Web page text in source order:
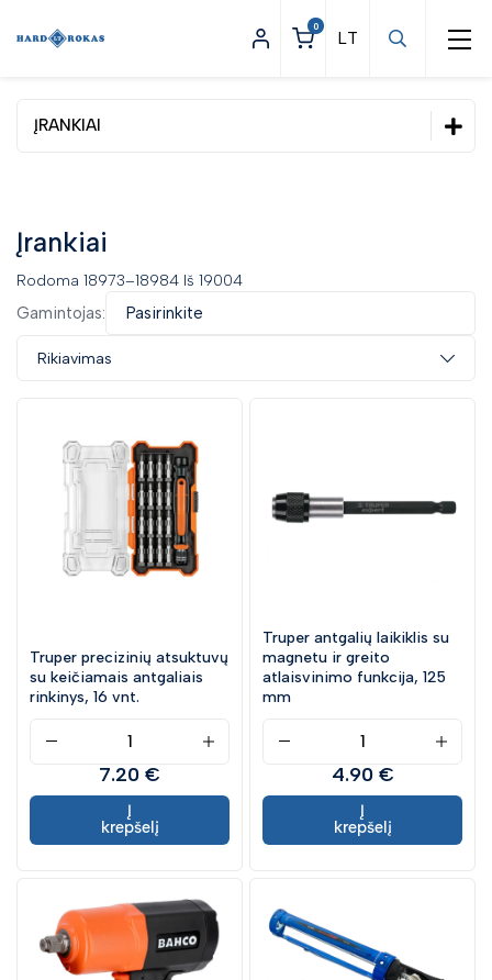
0
ĮRANKIAI
Darbo apranga
Įrankiai
Pneumatiniai įrankiai
Elektrinių įrankių priedai
Garažo įrankiai ir įranga
Įrankių laikymas
Juostiniai pjūklai
Sodo ir miško įrankiai
Įrankių parko valdymas (TaaS)
Iškylavimas / Taktinis inventorius
Tepimo ir priežiūros cheminės medžiagos
Priedai
Pažeista pakuotė ir kt.
Įrankiai
Rodoma 18973–18984 Iš 19004
Gamintojas: Pasirinkite
Rikiavimas
Truper precizinių atsuktuvų
su keičiamais antgaliais
rinkinys, 16 vnt.
7.20 €
Į
krepšelį
Truper antgalių laikiklis su
magnetu ir greito
atlaisvinimo funkcija, 125
mm
4.90 €
Į
krepšelį